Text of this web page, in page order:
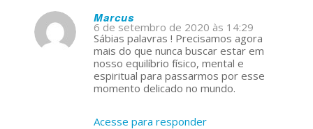
Marcus
s
ays:
6 de setembro de 2020 às 14:29
Sábias palavras ! Precisamos agora
mais do que nunca buscar estar em
nosso equilíbrio físico, mental e
espiritual para passarmos por esse
momento delicado no mundo.
Acesse para responder